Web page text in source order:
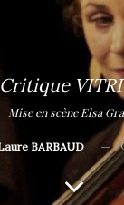
Critique
Mise en scène Elsa
BARBAUD